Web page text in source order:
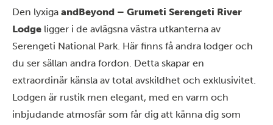
Den lyxiga andBeyond – Grumeti Serengeti River
Lodge ligger i de avlägsna västra utkanterna av
Serengeti National Park. Här finns få andra lodger och
du ser sällan andra fordon. Detta skapar en
extraordinär känsla av total avskildhet och exklusivitet.
Lodgen är rustik men elegant, med en varm och
inbjudande atmosfär som får dig att känna dig som